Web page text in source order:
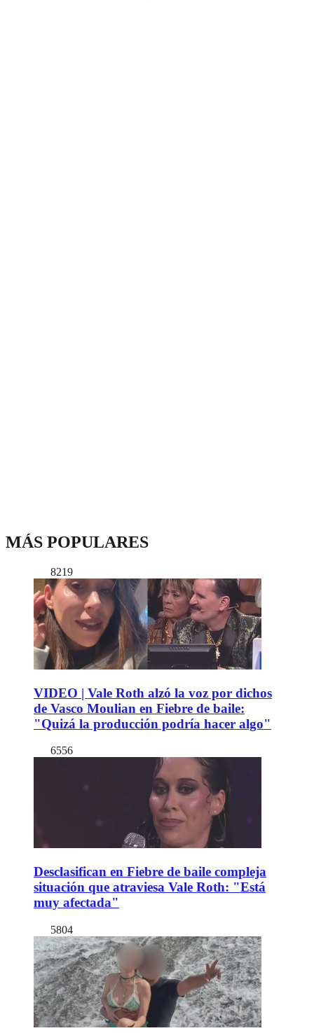
MÁS POPULARES
8219
VIDEO | Vale Roth alzó la voz por dichos
de Vasco Moulian en Fiebre de baile:
"Quizá la producción podría hacer algo"
6556
Desclasifican en Fiebre de baile compleja
situación que atraviesa Vale Roth: "Está
muy afectada"
5804